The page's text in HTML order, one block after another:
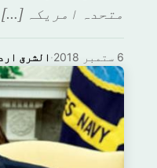
متحدہ امریکہ […]
الشرق · 6 ستمبر 2018